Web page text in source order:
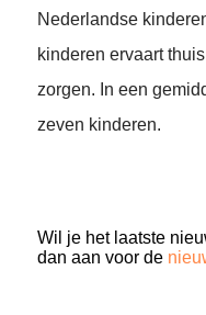
Nederlandse
kinderen ervaart
zorgen. In een
zeven kinderen.
Wil je het laatste
dan aan voor de